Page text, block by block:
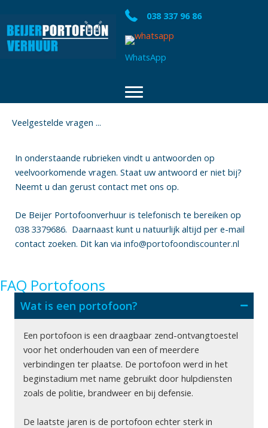
de
inhoud
038 337 96 86
WhatsApp
Veelgestelde vragen ...
In onderstaande rubrieken vindt u antwoorden op
veelvoorkomende vragen. Staat uw antwoord er niet bij?
Neemt u dan gerust contact met ons op.
De Beijer Portofoonverhuur is telefonisch te bereiken op
038 3379686. Daarnaast kunt u natuurlijk altijd per e-mail
contact zoeken. Dit kan via info@portofoondiscounter.nl
FAQ Portofoons
Wat is een portofoon?
Een portofoon is een draagbaar zend-ontvangtoestel
voor het onderhouden van een of meerdere
verbindingen ter plaatse. De portofoon werd in het
beginstadium met name gebruikt door hulpdiensten
zoals de politie, brandweer en bij defensie.
De laatste jaren is de portofoon echter sterk in